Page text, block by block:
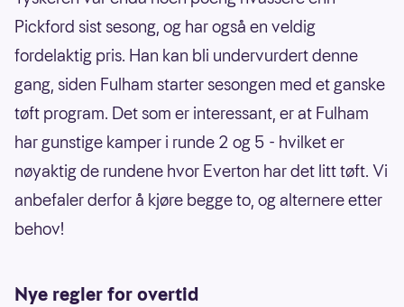
Pickford sist sesong, og har også en veldig
fordelaktig pris. Han kan bli undervurdert denne
gang, siden Fulham starter sesongen med et ganske
tøft program. Det som er interessant, er at Fulham
har gunstige kamper i runde 2 og 5 - hvilket er
nøyaktig de rundene hvor Everton har det litt tøft. Vi
anbefaler derfor å kjøre begge to, og alternere etter
behov!
Nye regler for overtid